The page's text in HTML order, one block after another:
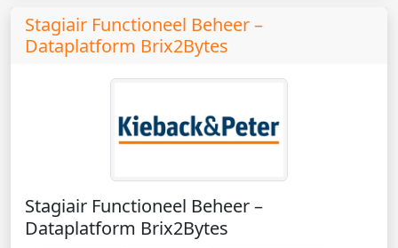
Stagiair Functioneel Beheer –
Dataplatform Brix2Bytes
Stagiair Functioneel Beheer –
Dataplatform Brix2Bytes